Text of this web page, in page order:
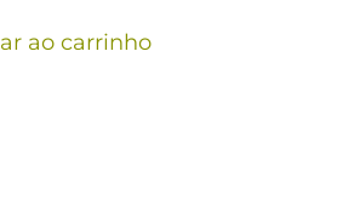
ao carrinho